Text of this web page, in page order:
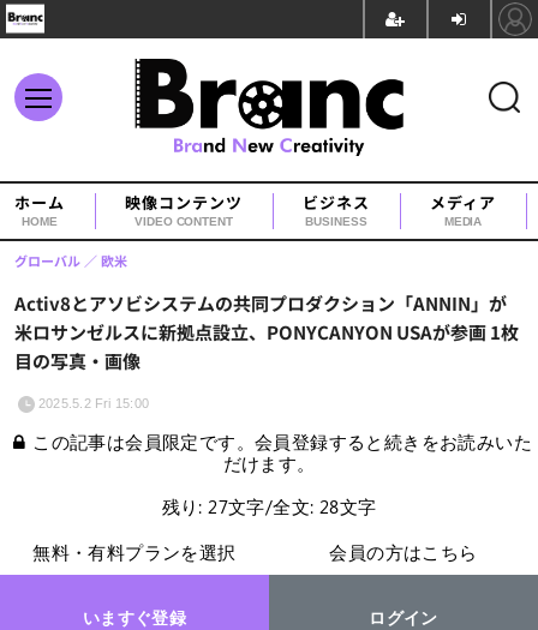
ホーム
HOME
映像コンテンツ
VIDEO CONTENT
ビジネス
BUSINESS
メディア
MEDIA
Activ8とアソビシステムの共同プロダクション「ANNIN」が
米ロサンゼルスに新拠点設立、PONYCANYON USAが参画 1枚
目の写真・画像
グローバル 欧米
2025.5.2 Fri 15:00
この記事は会員限定です。会員登録すると続きをお読みいた
だけます。
残り: 27文字/全文: 28文字
無料・有料プランを選択
いますぐ登録
会員の方はこちら
ログイン